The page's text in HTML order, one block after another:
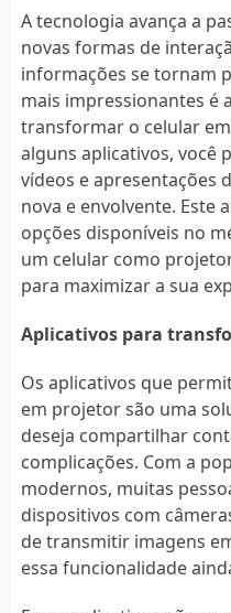
A tecnologia avança a
novas formas de
informações se tornam
mais impressionantes é
transformar o celular
alguns aplicativos, você
vídeos e apresentações
nova e envolvente. Este
opções disponíveis no
um celular como
para maximizar a sua
Aplicativos para
Os aplicativos que
em projetor são uma
deseja compartilhar
complicações. Com a
modernos, muitas
dispositivos com
de transmitir imagens
essa funcionalidade